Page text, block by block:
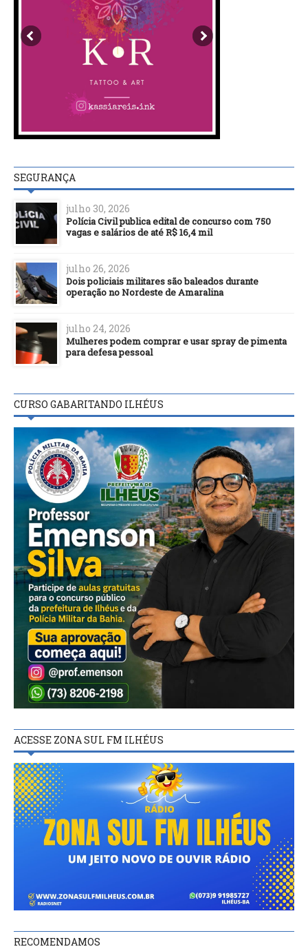
SEGURANÇA
julho 30, 2026
Polícia Civil publica edital de concurso com 750
vagas e salários de até R$ 16,4 mil
julho 26, 2026
Dois policiais militares são baleados durante
operação no Nordeste de Amaralina
julho 24, 2026
Mulheres podem comprar e usar spray de pimenta
para defesa pessoal
CURSO GABARITANDO ILHÉUS
ACESSE ZONA SUL FM ILHÉUS
RECOMENDAMOS